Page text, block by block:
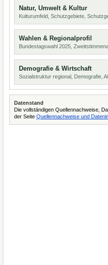
Natur, Umwelt & Kultur
Kulturumfeld, Schutzgebiete,
Wahlen & Regionalprofil
Bundestagswahl 2025,
Demografie & Wirtschaft
Sozialstruktur regional, Demografie,
Datenstand
Die vollständigen Quellennachweise,
der Seite Quellennachweise und